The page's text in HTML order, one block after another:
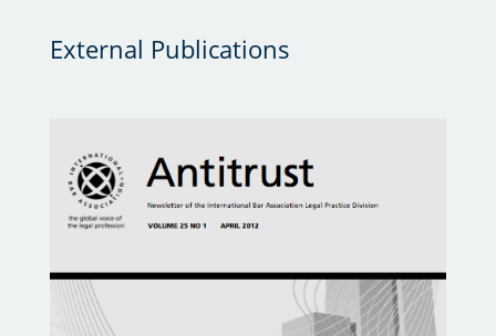
External Publications